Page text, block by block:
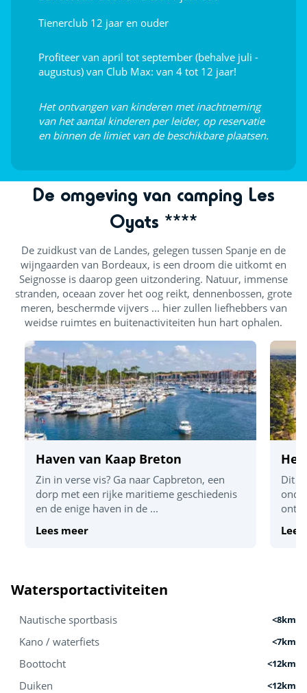
Animatie
Shows
Dag- en avondanimatie
Tienerclub 12 jaar en ouder
Profiteer van april tot september (behalve juli -
augustus) van Club Max: van 4 tot 12 jaar!
Het ontvangen van kinderen met inachtneming
van het aantal kinderen per leider, op reservatie
en binnen de limiet van de beschikbare plaatsen.
De omgeving van camping Les
Oyats ****
De zuidkust van de Landes, gelegen tussen Spanje en de
wijngaarden van Bordeaux, is een droom die uitkomt en
Seignosse is daarop geen uitzondering. Natuur, immense
stranden, oceaan zover het oog reikt, dennenbossen, grote
meren, beschermde vijvers ... hier zullen liefhebbers van
weidse ruimtes en buitenactiviteiten hun hart ophalen.
Haven van Kaap Breton
Zin in verse vis? Ga naar Capbreton, een
dorp met een rijke maritieme geschiedenis
en de enige haven in de ...
Lees meer
Het
Dit
Watersportactiviteiten
Nautische sportbasis <8km
Kano / waterfiets <7km
Boottocht <12km
Duiken <12km